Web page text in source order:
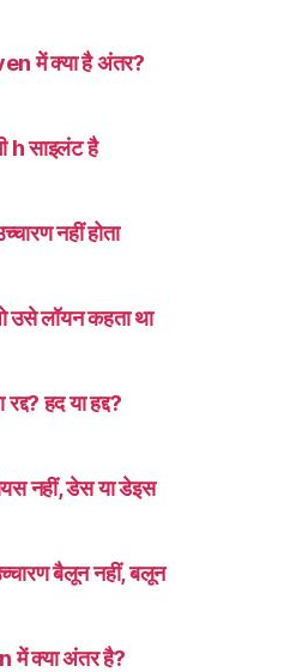
में क्या है अंतर?
साइलंट है
नहीं होता
उसे लॉयन कहता था
हद या हद्द?
नहीं, डेस या डेइस
बैलून नहीं, बलून
क्या अंतर है?